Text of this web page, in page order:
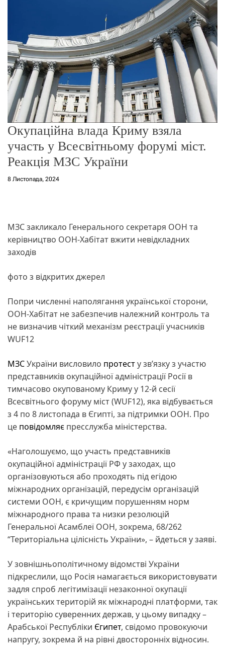
о
р
е
ж
и
м
Окупаційна влада Криму взяла
участь у Всесвітньому форумі міст.
Реакція МЗС України
8 Листопада, 2024
МЗС закликало Генерального секретаря ООН та
керівництво ООН-Хабітат вжити невідкладних
заходів
фото з відкритих джерел
Попри численні наполягання української сторони,
ООН-Хабітат не забезпечив належний контроль та
не визначив чіткий механізм реєстрації учасників
WUF12
МЗСУкраїни висловило протесту зв’язку з участю
представників окупаційної адміністрації Росії в
тимчасово окупованому Криму у 12-й сесії
Всесвітнього форуму міст (WUF12), яка відбувається
з 4 по 8 листопада в Єгипті, за підтримки ООН. Про
це повідомляє пресслужба міністерства.
«Наголошуємо, що участь представників
окупаційної адміністрації РФ у заходах, що
організовуються або проходять під егідою
міжнародних організацій, передусім організацій
системи ООН, є кричущим порушенням норм
міжнародного права та низки резолюцій
Генеральної Асамблеї ООН, зокрема, 68/262
“Територіальна цілісність України», – йдеться у заяві.
У зовнішньополітичному відомстві України
підкреслили, що Росія намагається використовувати
задля спроб легітимізації незаконної окупації
українських територій як міжнародні платформи, так
і територію суверенних держав, у цьому випадку –
Арабської Республіки Єгипет, свідомо провокуючи
напругу, зокрема й на рівні двосторонніх відносин.